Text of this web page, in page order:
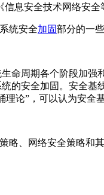
息安全技术网络安全
统安全加固部分的一些
命周期各个阶段加强
的安全加固。安全基
理论”，可以认为安
略、网络安全策略和